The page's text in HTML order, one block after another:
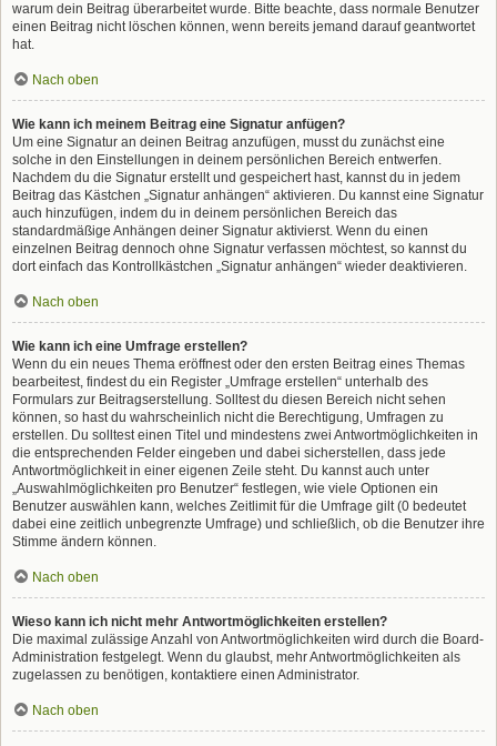
warum dein Beitrag überarbeitet wurde. Bitte beachte, dass normale Benutzer
einen Beitrag nicht löschen können, wenn bereits jemand darauf geantwortet
hat.
Nach oben
Wie kann ich meinem Beitrag eine Signatur anfügen?
Um eine Signatur an deinen Beitrag anzufügen, musst du zunächst eine
solche in den Einstellungen in deinem persönlichen Bereich entwerfen.
Nachdem du die Signatur erstellt und gespeichert hast, kannst du in jedem
Beitrag das Kästchen „Signatur anhängen“ aktivieren. Du kannst eine Signatur
auch hinzufügen, indem du in deinem persönlichen Bereich das
standardmäßige Anhängen deiner Signatur aktivierst. Wenn du einen
einzelnen Beitrag dennoch ohne Signatur verfassen möchtest, so kannst du
dort einfach das Kontrollkästchen „Signatur anhängen“ wieder deaktivieren.
Nach oben
Wie kann ich eine Umfrage erstellen?
Wenn du ein neues Thema eröffnest oder den ersten Beitrag eines Themas
bearbeitest, findest du ein Register „Umfrage erstellen“ unterhalb des
Formulars zur Beitragserstellung. Solltest du diesen Bereich nicht sehen
können, so hast du wahrscheinlich nicht die Berechtigung, Umfragen zu
erstellen. Du solltest einen Titel und mindestens zwei Antwortmöglichkeiten in
die entsprechenden Felder eingeben und dabei sicherstellen, dass jede
Antwortmöglichkeit in einer eigenen Zeile steht. Du kannst auch unter
„Auswahlmöglichkeiten pro Benutzer“ festlegen, wie viele Optionen ein
Benutzer auswählen kann, welches Zeitlimit für die Umfrage gilt (0 bedeutet
dabei eine zeitlich unbegrenzte Umfrage) und schließlich, ob die Benutzer ihre
Stimme ändern können.
Nach oben
Wieso kann ich nicht mehr Antwortmöglichkeiten erstellen?
Die maximal zulässige Anzahl von Antwortmöglichkeiten wird durch die Board-
Administration festgelegt. Wenn du glaubst, mehr Antwortmöglichkeiten als
zugelassen zu benötigen, kontaktiere einen Administrator.
Nach oben